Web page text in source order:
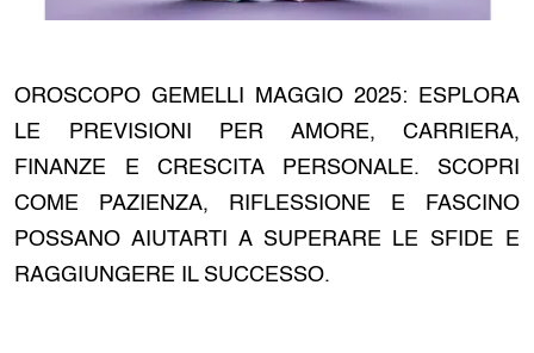
OROSCOPO GEMELLI MAGGIO 2025: ESPLORA
LE PREVISIONI PER AMORE, CARRIERA,
FINANZE E CRESCITA PERSONALE. SCOPRI
COME PAZIENZA, RIFLESSIONE E FASCINO
POSSANO AIUTARTI A SUPERARE LE SFIDE E
RAGGIUNGERE IL SUCCESSO.